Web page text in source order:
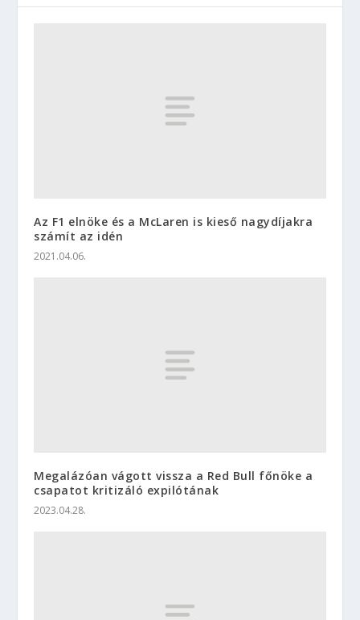
Az F1 elnöke és a McLaren is kieső nagydíjakra
számít az idén
2021.04.06.
Megalázóan vágott vissza a Red Bull főnöke a
csapatot kritizáló expilótának
2023.04.28.